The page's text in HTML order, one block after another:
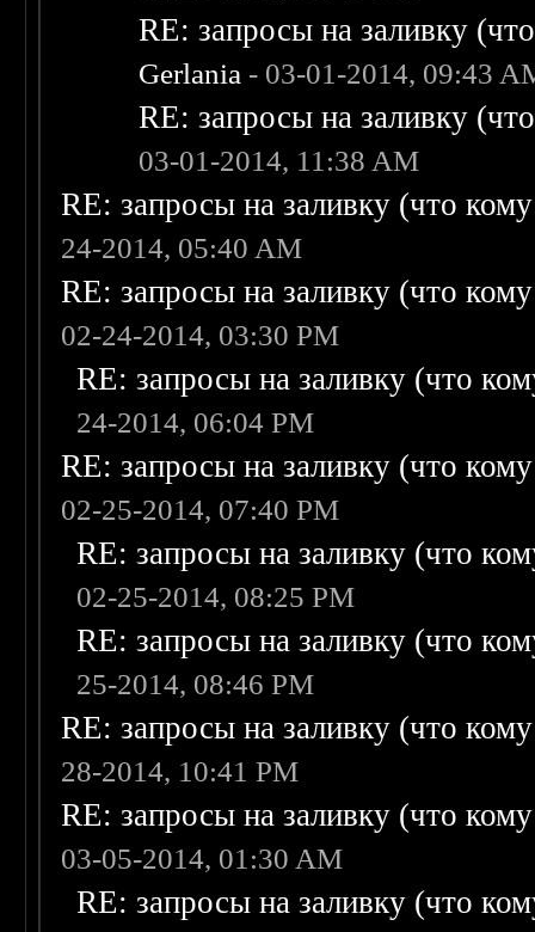
RE: запросы на заливку
Gerlania - 03-01-2014, 09:43
RE: запросы на заливку
03-01-2014, 11:38 AM
RE: запросы на заливку (что
24-2014, 05:40 AM
RE: запросы на заливку (что
02-24-2014, 03:30 PM
RE: запросы на заливку (что
24-2014, 06:04 PM
RE: запросы на заливку (что
02-25-2014, 07:40 PM
RE: запросы на заливку (что
02-25-2014, 08:25 PM
RE: запросы на заливку (что
25-2014, 08:46 PM
RE: запросы на заливку (что
28-2014, 10:41 PM
RE: запросы на заливку (что
03-05-2014, 01:30 AM
RE: запросы на заливку (что